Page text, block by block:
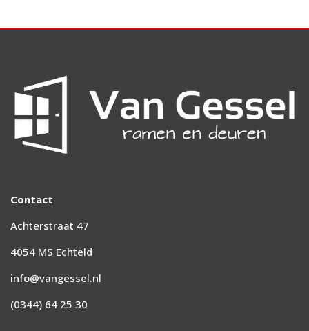
Contact
Achterstraat 47
4054 MS Echteld
info@vangessel.nl
(0344) 64 25 30